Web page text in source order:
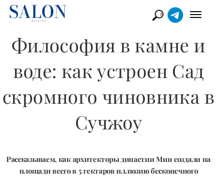
Философия в камне и
воде: как устроен Сад
скромного чиновника в
Сучжоу
Рассказываем, как архитекторы династии Мин создали на
площади всего в 5 гектаров иллюзию бесконечного